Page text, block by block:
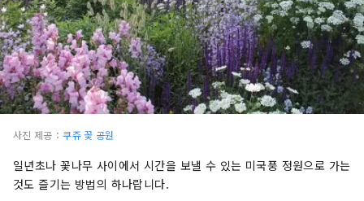
사진 제공：쿠쥬 꽃 공원
일년초나 꽃나무 사이에서 시간을 보낼 수 있는 미국풍 정원으로 가는
것도 즐기는 방법의 하나랍니다.